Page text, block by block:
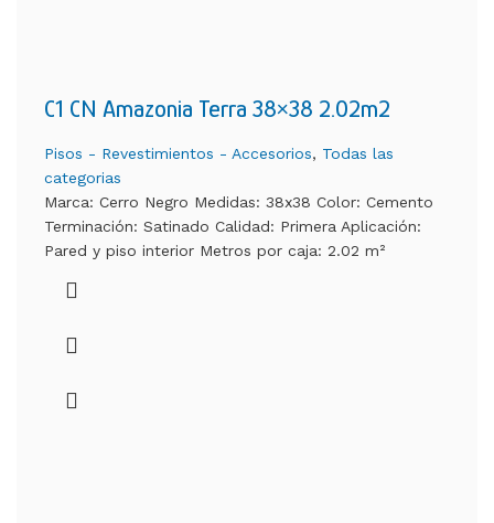
C1 CN Amazonia Terra 38×38 2.02m2
Pisos - Revestimientos - Accesorios, Todas las
categorias
Marca: Cerro Negro Medidas: 38x38 Color: Cemento
Terminación: Satinado Calidad: Primera Aplicación:
Pared y piso interior Metros por caja: 2.02 m²